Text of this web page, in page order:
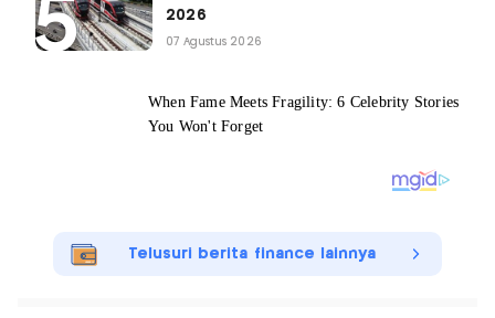
2026
07 Agustus 2026
Telusuri berita finance lainnya